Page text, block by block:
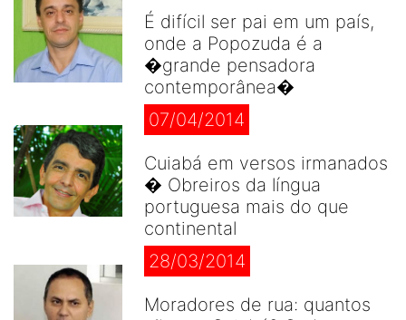
É difícil ser pai em um país,
onde a Popozuda é a
�grande pensadora
contemporânea�
07/04/2014
Cuiabá em versos irmanados
� Obreiros da língua
portuguesa mais do que
continental
28/03/2014
Moradores de rua: quantos